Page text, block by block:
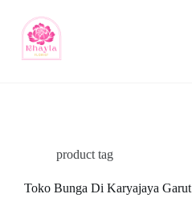
product tag
Toko Bunga Di Karyajaya Garut